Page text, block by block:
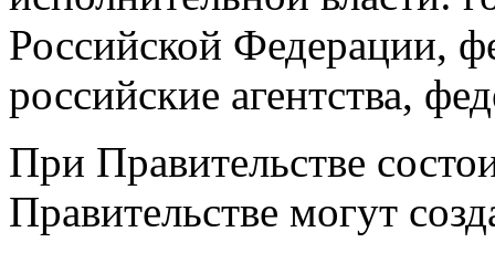
Российской Федерации,
российские агентства,
При Правительстве
Правительстве могут